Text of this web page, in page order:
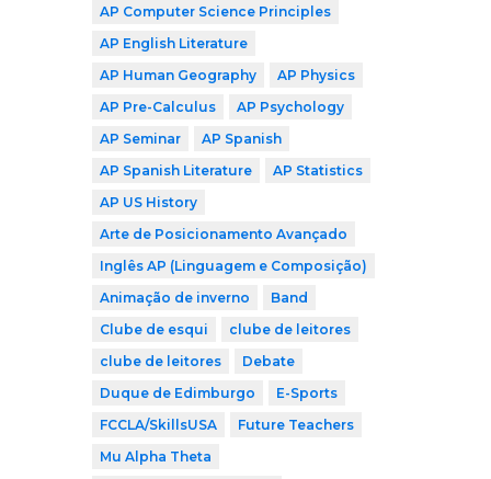
AP Computer Science Principles
AP English Literature
AP Human Geography
AP Physics
AP Pre-Calculus
AP Psychology
AP Seminar
AP Spanish
AP Spanish Literature
AP Statistics
AP US History
Arte de Posicionamento Avançado
Inglês AP (Linguagem e Composição)
Animação de inverno
Band
Clube de esqui
clube de leitores
clube de leitores
Debate
Duque de Edimburgo
E-Sports
FCCLA/SkillsUSA
Future Teachers
Mu Alpha Theta